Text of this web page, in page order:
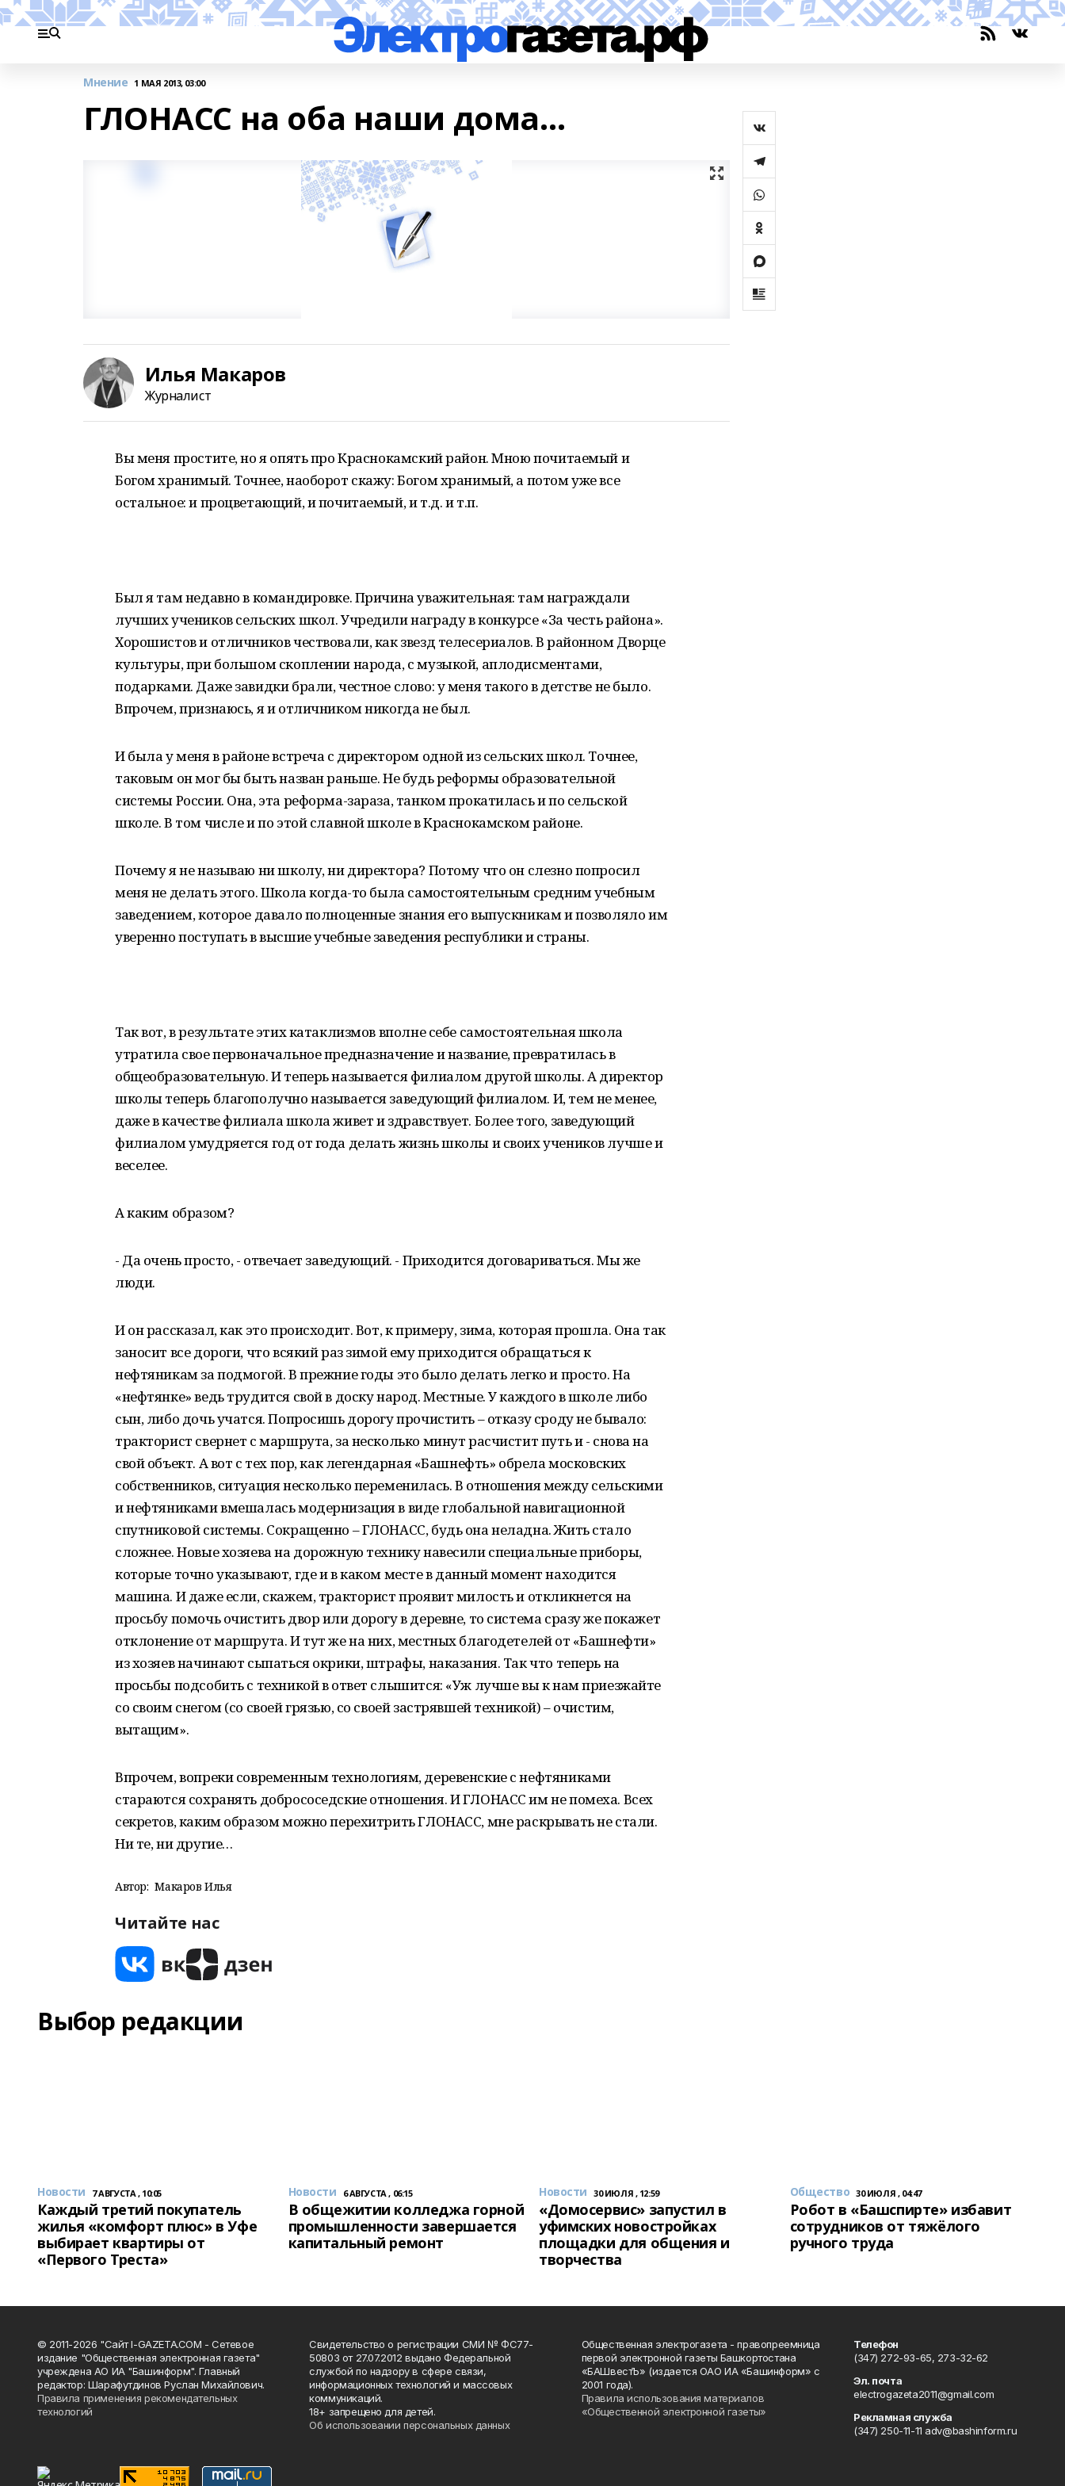
Мнение 1 МАЯ 2013, 03:00
ГЛОНАСС на оба наши дома…
Илья Макаров
Журналист
Вы меня простите, но я опять про Краснокамский район. Мною почитаемый и
Богом хранимый. Точнее, наоборот скажу: Богом хранимый, а потом уже все
остальное: и процветающий, и почитаемый, и т.д. и т.п.
Был я там недавно в командировке. Причина уважительная: там награждали
лучших учеников сельских школ. Учредили награду в конкурсе «За честь района».
Хорошистов и отличников чествовали, как звезд телесериалов. В районном Дворце
культуры, при большом скоплении народа, с музыкой, аплодисментами,
подарками. Даже завидки брали, честное слово: у меня такого в детстве не было.
Впрочем, признаюсь, я и отличником никогда не был.
И была у меня в районе встреча с директором одной из сельских школ. Точнее,
таковым он мог бы быть назван раньше. Не будь реформы образовательной
системы России. Она, эта реформа-зараза, танком прокатилась и по сельской
школе. В том числе и по этой славной школе в Краснокамском районе.
Почему я не называю ни школу, ни директора? Потому что он слезно попросил
меня не делать этого. Школа когда-то была самостоятельным средним учебным
заведением, которое давало полноценные знания его выпускникам и позволяло им
уверенно поступать в высшие учебные заведения республики и страны.
Так вот, в результате этих катаклизмов вполне себе самостоятельная школа
утратила свое первоначальное предназначение и название, превратилась в
общеобразовательную. И теперь называется филиалом другой школы. А директор
школы теперь благополучно называется заведующий филиалом. И, тем не менее,
даже в качестве филиала школа живет и здравствует. Более того, заведующий
филиалом умудряется год от года делать жизнь школы и своих учеников лучше и
веселее.
А каким образом?
- Да очень просто, - отвечает заведующий. - Приходится договариваться. Мы же
люди.
И он рассказал, как это происходит. Вот, к примеру, зима, которая прошла. Она так
заносит все дороги, что всякий раз зимой ему приходится обращаться к
нефтяникам за подмогой. В прежние годы это было делать легко и просто. На
«нефтянке» ведь трудится свой в доску народ. Местные. У каждого в школе либо
сын, либо дочь учатся. Попросишь дорогу прочистить – отказу сроду не бывало:
тракторист свернет с маршрута, за несколько минут расчистит путь и - снова на
свой объект. А вот с тех пор, как легендарная «Башнефть» обрела московских
собственников, ситуация несколько переменилась. В отношения между сельскими
и нефтяниками вмешалась модернизация в виде глобальной навигационной
спутниковой системы. Сокращенно – ГЛОНАСС, будь она неладна. Жить стало
сложнее. Новые хозяева на дорожную технику навесили специальные приборы,
которые точно указывают, где и в каком месте в данный момент находится
машина. И даже если, скажем, тракторист проявит милость и откликнется на
просьбу помочь очистить двор или дорогу в деревне, то система сразу же покажет
отклонение от маршрута. И тут же на них, местных благодетелей от «Башнефти»
из хозяев начинают сыпаться окрики, штрафы, наказания. Так что теперь на
просьбы подсобить с техникой в ответ слышится: «Уж лучше вы к нам приезжайте
со своим снегом (со своей грязью, со своей застрявшей техникой) – очистим,
вытащим».
Впрочем, вопреки современным технологиям, деревенские с нефтяниками
стараются сохранять добрососедские отношения. И ГЛОНАСС им не помеха. Всех
секретов, каким образом можно перехитрить ГЛОНАСС, мне раскрывать не стали.
Ни те, ни другие…
Автор: Макаров Илья
Читайте нас
Выбор редакции
Новости 7 АВГУСТА , 10:05
Каждый третий покупатель
жилья «комфорт плюс» в Уфе
выбирает квартиры от
«Первого Треста»
Новости 6 АВГУСТА , 06:15
В общежитии колледжа горной
промышленности завершается
капитальный ремонт
Новости 30 ИЮЛЯ , 12:59
«Домосервис» запустил в
уфимских новостройках
площадки для общения и
творчества
Общество 30 ИЮЛЯ , 04:47
Робот в «Башспирте» избавит
сотрудников от тяжёлого
ручного труда
© 2011-2026 "Сайт I-GAZETA.COM - Сетевое
издание "Общественная электронная газета"
учреждена АО ИА "Башинформ". Главный
редактор: Шарафутдинов Руслан Михайлович.
Правила применения рекомендательных
технологий
Свидетельство о регистрации СМИ № ФС77-
50803 от 27.07.2012 выдано Федеральной
службой по надзору в сфере связи,
информационных технологий и массовых
коммуникаций.
18+ запрещено для детей.
Об использовании персональных данных
Общественная электрогазета - правопреемница
первой электронной газеты Башкортостана
«БАШвестЪ» (издается ОАО ИА «Башинформ» с
2001 года).
Правила использования материалов
«Общественной электронной газеты»
Телефон
(347) 272-93-65, 273-32-62
Эл. почта
electrogazeta2011@gmail.com
Рекламная служба
(347) 250-11-11 adv@bashinform.ru